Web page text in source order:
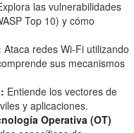
las vulnerabilidades
Top 10) y cómo
Ataca redes Wi-Fi utilizando
sus mecanismos
Entiende los vectores de
y aplicaciones.
Operativa (OT)